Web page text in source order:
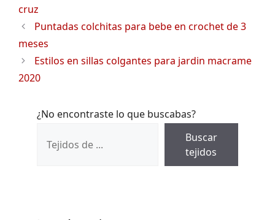
cruz
Puntadas colchitas para bebe en crochet de 3
meses
Estilos en sillas colgantes para jardin macrame
2020
¿No encontraste lo que buscabas?
Buscar
tejidos